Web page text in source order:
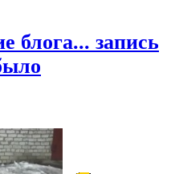
блога... запись